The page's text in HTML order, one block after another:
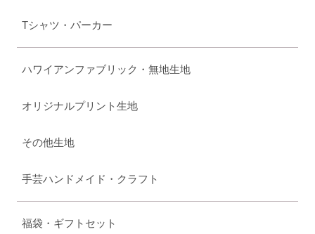
Tシャツ・パーカー
ハワイアンファブリック・無地生地
オリジナルプリント生地
その他生地
手芸ハンドメイド・クラフト
福袋・ギフトセット